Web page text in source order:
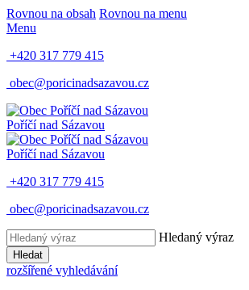
Rovnou na obsah Rovnou na menu
Menu
+420 317 779 415
obec@poricinadsazavou.cz
Poříčí nad Sázavou
Poříčí nad Sázavou
+420 317 779 415
obec@poricinadsazavou.cz
Hledaný výraz
Hledat
rozšířené vyhledávání